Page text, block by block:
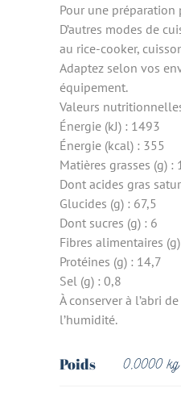
Pour une
D’autres modes de
au rice-cooker,
Adaptez selon vos
équipement.
Valeurs
Énergie (kJ) : 1493
Énergie (kcal) : 355
Matières grasses (g) :
Dont acides gras
Glucides (g) : 67,5
Dont sucres (g) : 6
Fibres alimentaires
Protéines (g) : 14,7
Sel (g) : 0,8
À conserver à l’abri
l’humidité.
Poids 0,0000 kg